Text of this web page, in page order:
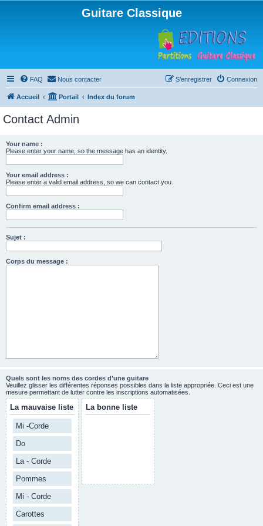
Guitare Classique
FAQ Nous contacter Connexion
S’enregistrer
Accueil Portail Index du forum
Contact Admin
Your name :
Please enter your name, so the message has an identity.
Your email address :
Please enter a valid email address, so we can contact you.
Confirm email address :
Sujet :
Corps du message :
Quels sont les noms des cordes d’une guitare
Veuillez glisser les différentes réponses possibles dans la liste appropriée. Ceci est une
mesure permettant de lutter contre les inscriptions automatisées.
La mauvaise liste
Mi -Corde
Do
La - Corde
Pommes
Mi - Corde
Carottes
La bonne liste